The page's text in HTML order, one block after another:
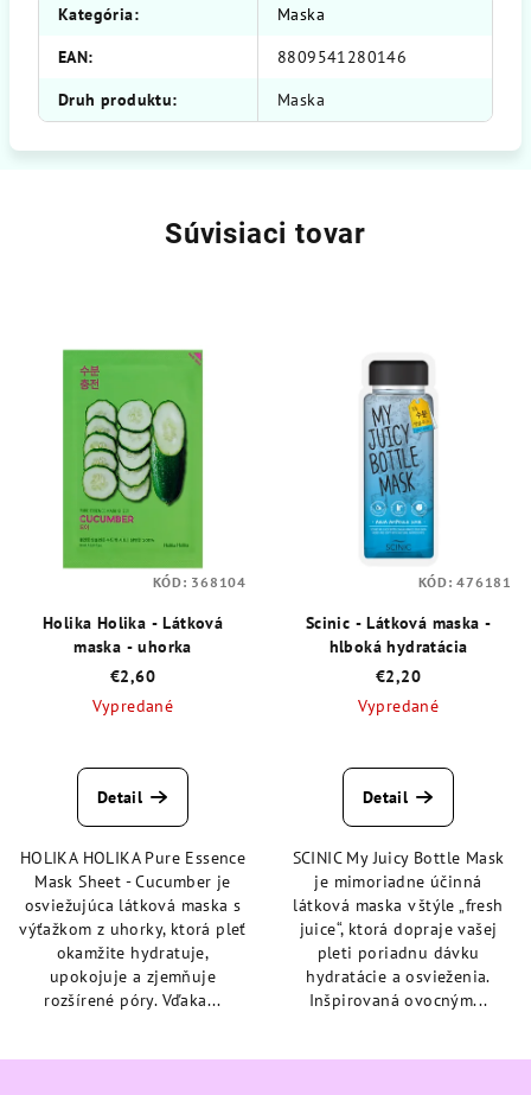
Kategória:
Maska
EAN:
8809541280146
Druh produktu: Maska
Súvisiaci tovar
Holika Holika - Látková
maska - uhorka
€2,60
Vypredané
hodnotenie
produktu
z
5
hviezdičiek.
Detail
HOLIKA HOLIKA Pure Essence
Mask Sheet - Cucumber je
osviežujúca látková maska s
výťažkom z uhorky, ktorá pleť
okamžite hydratuje,
upokojuje a zjemňuje
rozšírené póry. Vďaka...
KÓD: 368104
Scinic - Látková maska -
hlboká hydratácia
€2,20
Vypredané
hodnotenie
produktu
z
5
hviezdičiek.
Detail
SCINIC My Juicy Bottle Mask
je mimoriadne účinná
látková maska v štýle „fresh
juice“, ktorá dopraje vašej
pleti poriadnu dávku
hydratácie a osvieženia.
Inšpirovaná ovocným...
KÓD:476181